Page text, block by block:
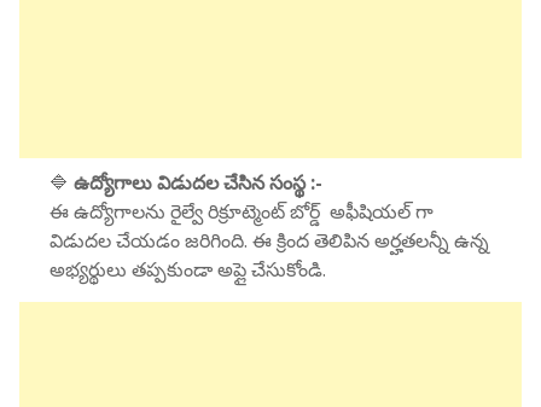
🔷 ఉద్యోగాలు విడుదల చేసిన సంస్థ :-
ఈ ఉద్యోగాలను రైల్వే రిక్రూట్మెంట్ బోర్డ్ అఫీషియల్ గా
విడుదల చేయడం జరిగింది. ఈ క్రింద తెలిపిన అర్హతలన్నీ ఉన్న
అభ్యర్థులు తప్పకుండా అప్లై చేసుకోండి.